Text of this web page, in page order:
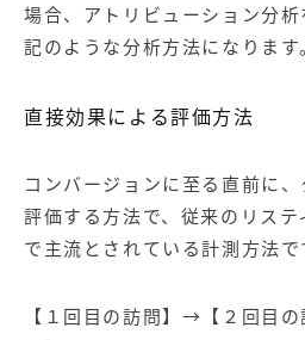
場合、アトリビューション分
記のような分析方法になります。
直接効果による評価方法
コンバージョンに至る直前に
評価する方法で、従来のリス
で主流とされている計測方法で
【１回目の訪問】→【２回目